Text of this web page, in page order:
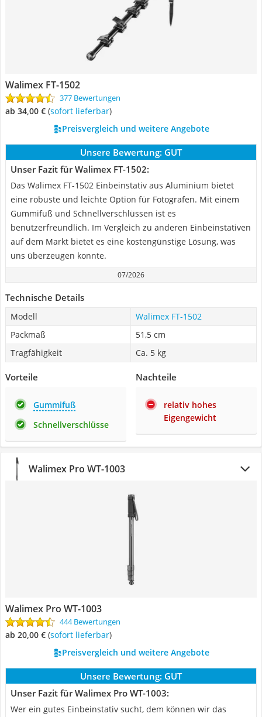
Walimex FT-1502
377 Bewertungen
ab 34,00 € ( Sofort lieferbar)
Preisvergleich und weitere Angebote
Unsere Bewertung: GUT
Unser Fazit für Walimex FT-1502:
Das Walimex FT-1502 Einbeinstativ aus Aluminium bietet
eine robuste und leichte Option für Fotografen. Mit einem
Gummifuß und Schnellverschlüssen ist es
benutzerfreundlich. Im Vergleich zu anderen Einbeinstativen
auf dem Markt bietet es eine kostengünstige Lösung, was
uns überzeugen konnte.
07/2026
Technische Details
Modell
Walimex FT-1502
Packmaß
51,5 cm
Tragfähigkeit
Ca. 5 kg
Vorteile
Gummifuß
Schnellverschlüsse
Nachteile
relativ hohes
Eigengewicht
Walimex Pro WT-1003
Walimex Pro WT-1003
444 Bewertungen
ab 20,00 € ( Sofort lieferbar)
Preisvergleich und weitere Angebote
Unsere Bewertung: GUT
Unser Fazit für Walimex Pro WT-1003:
Wer ein gutes Einbeinstativ sucht, dem können wir das